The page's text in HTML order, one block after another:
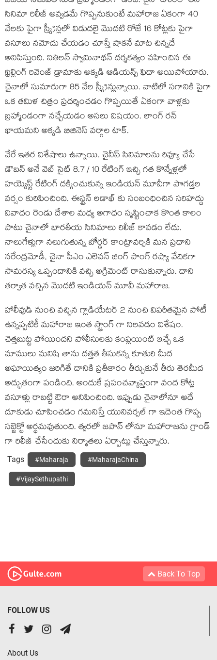
సినిమా రిలీజ్ అవ్వడమే గొప్పనుకుంటే మహారాజ ఏకంగా 40
వేలకు పైగా స్క్రీన్లలో విడుదలై మొదటి రోజే 16 కోట్లకు పైగా
వసూలు నమోదు చేయడం చూస్తే షాకనే మాట చిన్నదే
అనిపిస్తుంది. నితిలన్ స్వామినాథన్ దర్శకత్వం వహించిన ఈ
థ్రిల్లింగ్ రివెంజ్ డ్రామాకు అక్కడి ఆడియన్స్ ఫిదా అయిపోయారు.
చైనాలో సుమారుగా 85 వేల స్క్రీన్లున్నాయి. వాటిలో సగానికి పైగా
ఒక తమిళ చిత్రం ప్రదర్శించడం గొప్పయితే ఏకంగా వాళ్లకు
బ్రహ్మాండంగా నచ్చేయడం అసలు విషయం. లాంగ్ రన్
ఖాయమని అక్కడి బిజినెస్ వర్గాల టాక్.
వేరే ఇతర విశేషాలు ఉన్నాయి. చైనీస్ సినిమాలను రివ్యూ చేసే
డౌబన్ అనే వెబ్ సైట్ 8.7 / 10 రేటింగ్ ఇచ్చి గత కొన్నేళ్లలో
హయ్యెస్ట్ రేటింగ్ దక్కించుకున్న ఇండియన్ మూవీగా పొగడ్తల
వర్షం కురిపించింది. ఈస్ట్రన్ లడాఖ్ కు సంబంధించిన సరిహద్దు
వివాదం రెండు దేశాల మధ్య అగాధం సృష్టించాక కొంత కాలం
పాటు చైనాలో భారతీయ సినిమాలు రిలీజ్ కావడం లేదు.
నాలుగేళ్లుగా నలుగుతున్న బోర్డర్ కాంట్రావర్సికి మన ప్రధాని
నరేంద్రమోడీ, చైనా పీఎం ఎలెవన్ జింగ్ పాంగ్ రష్యా వేదికగా
సామరస్య ఒప్పందానికి వచ్చి అగ్రిమెంట్ రాసుకున్నారు. దాని
తర్వాత వచ్చిన మొదటి ఇండియన్ మూవీ మహారాజ.
హాలీవుడ్ నుంచి వచ్చిన గ్లాడియేటర్ 2 నుంచి విపరీతమైన పోటీ
ఉన్నప్పటికీ మహారాజ ఇంత స్ట్రాంగ్ గా నిలవడం విశేషం.
చెత్తబుట్ట పోయిందని పోలీసులకు కంప్లయింట్ ఇచ్చే ఒక
మాములు మనిషి తాను దత్తత తీసుకన్న కూతురి మీద
అఘాయిత్యం జరిగితే దానికి ప్రతీకారం తీర్చుకునే తీరు తెరమీద
అద్భుతంగా పండింది. అందుకే ప్రపంచవ్యాప్తంగా వంద కోట్ల
వసూళ్లు రాబట్టి ఔరా అనిపించింది. ఇప్పుడు చైనాలోనూ అదే
దూకుడు చూపించడం గమనిస్తే యునివర్సల్ గా ఇదెంత గొప్ప
సబ్జెక్టో అర్థమవుతుంది. త్వరలో జపాన్ లోనూ మహారాజను గ్రాండ్
గా రిలీజ్ చేసేందుకు నిర్మాతలు ఏర్పాట్లు చేస్తున్నారు.
Tags #Maharaja #MaharajaChina
#VijaySethupathi
Back To Top
FOLLOW US
About Us